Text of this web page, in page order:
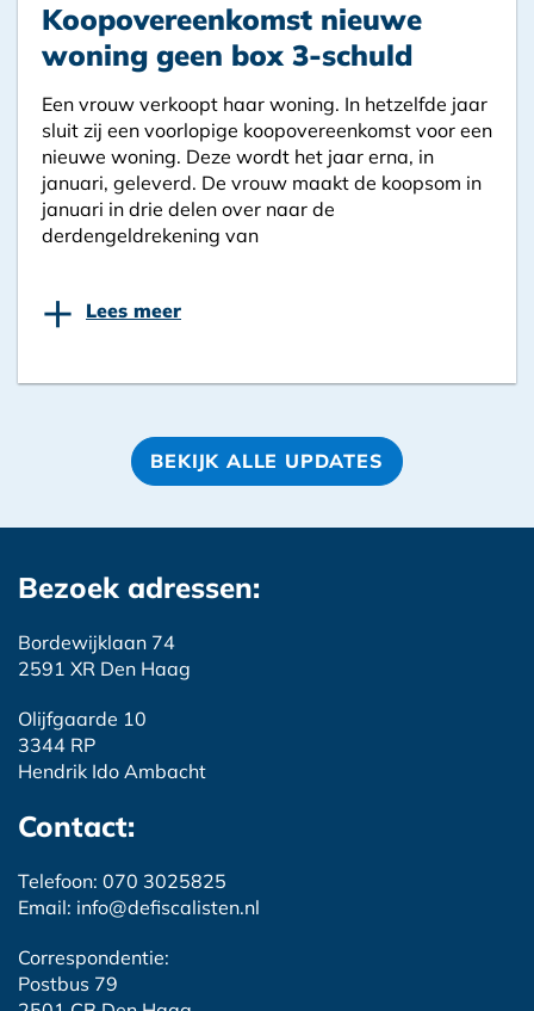
Koopovereenkomst nieuwe
woning geen box 3-schuld
Een vrouw verkoopt haar woning. In hetzelfde jaar
sluit zij een voorlopige koopovereenkomst voor een
nieuwe woning. Deze wordt het jaar erna, in
januari, geleverd. De vrouw maakt de koopsom in
januari in drie delen over naar de
derdengeldrekening van
+ Lees meer
BEKIJK ALLE UPDATES
Bezoek adressen:
Bordewijklaan 74
2591 XR Den Haag
Olijfgaarde 10
3344 RP
Hendrik Ido Ambacht
Contact:
Telefoon: 070 3025825
Email: info@defiscalisten.nl
Correspondentie:
Postbus 79